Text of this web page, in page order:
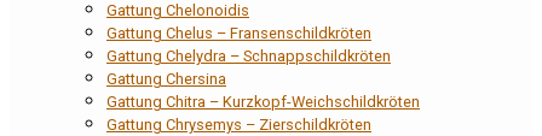
Gattung Chelonoidis
Gattung Chelus – Fransenschildkröten
Gattung Chelydra – Schnappschildkröten
Gattung Chersina
Gattung Chitra – Kurzkopf-Weichschildkröten
Gattung Chrysemys – Zierschildkröten